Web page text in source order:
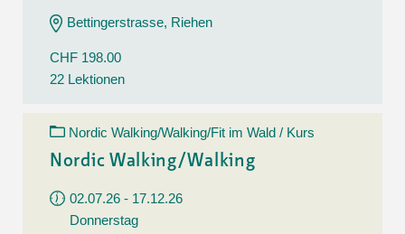
Bettingerstrasse, Riehen
CHF 198.00
22 Lektionen
Nordic Walking/Walking/Fit im Wald / Kurs
Nordic Walking/Walking
02.07.26 - 17.12.26
Donnerstag